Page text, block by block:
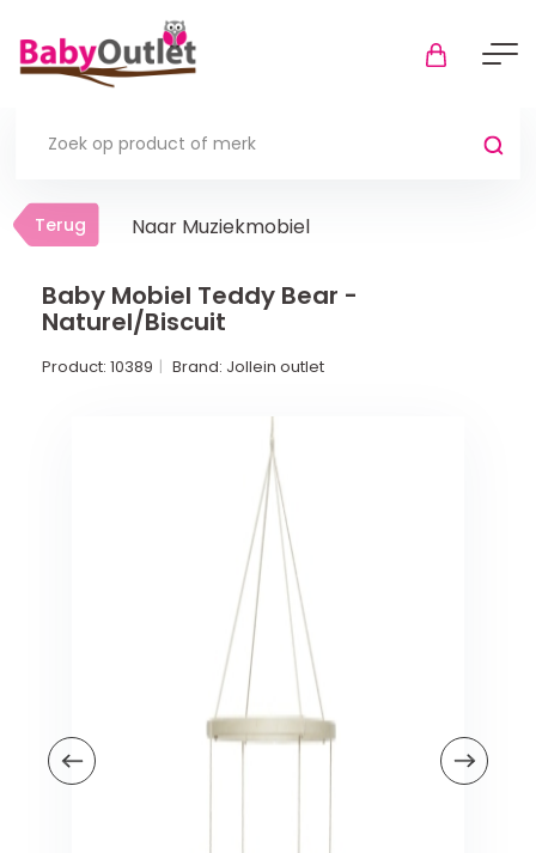
Terug
Thuis
Boxmatrassen en hoeslakens
Veiligheid in en om huis
Veiligheid buiten de deur
Kinderstoelen
Terug Naar Muziekmobiel
Baby Mobiel Teddy Bear -
Naturel/Biscuit
Product: 10389 Brand: Jollein outlet